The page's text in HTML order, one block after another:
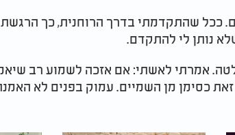
ככל שהתקדמתי בדרך הרוחנית, כך
נותן לי להתקדם.
אמרתי לאשתי: אם אזכה לשמוע רב
כסימן מן השמיים. עמוק בפנים לא